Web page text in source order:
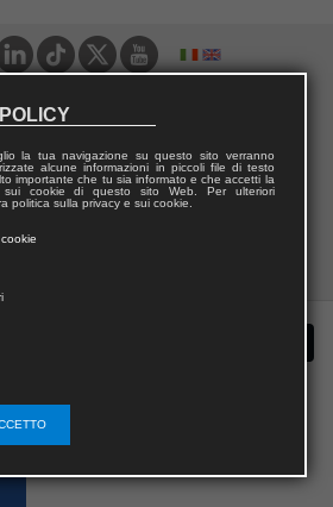
la tua navigazione su questo sito verranno
alcune informazioni in piccoli file di testo
importante che tu sia informato e che accetti la
cookie di questo sito Web. Per ulteriori
politica sulla privacy e sui cookie.